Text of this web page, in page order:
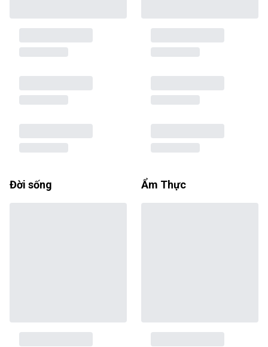
Đời sống Ẩm Thực